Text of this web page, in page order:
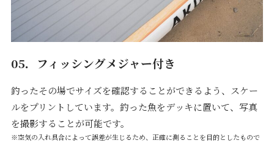
05．フィッシングメジャー付き
釣ったその場でサイズを確認することができるよう、スケー
ルをプリントしています。釣った魚をデッキに置いて、写真
を撮影することが可能です。
※空気の入れ具合によって誤差が生じるため、正確に測ることを目的としたもので